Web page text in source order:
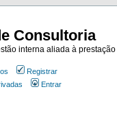
Consultoria
interna aliada à
Registrar
Entrar